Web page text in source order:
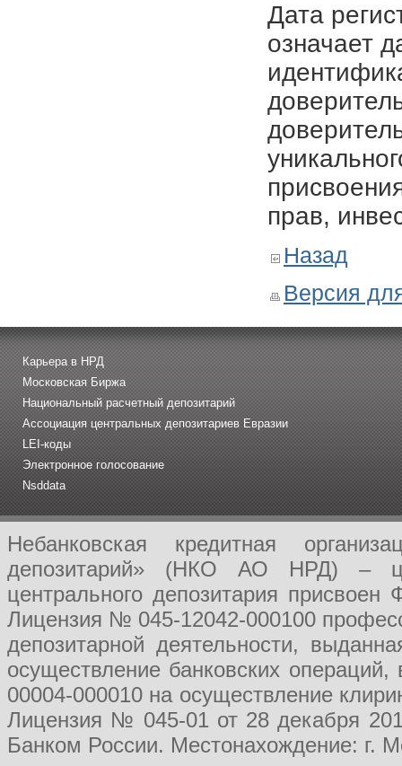
Дата
означает
прав,
Назад
Версия
Карьера в НРД
Московская Биржа
Национальный расчетный депозитарий
Ассоциация центральных депозитариев Евразии
LEI-коды
Электронное голосование
Nsddata
Небанковская кредитная
депозитарий» (НКО АО НРД) –
центрального депозитария
Лицензия № 045-12042-000100
депозитарной деятельности,
осуществление банковских
00004-000010 на осуществление
Лицензия № 045-01 от 28 декабря
Банком России. Местонахождение: г.